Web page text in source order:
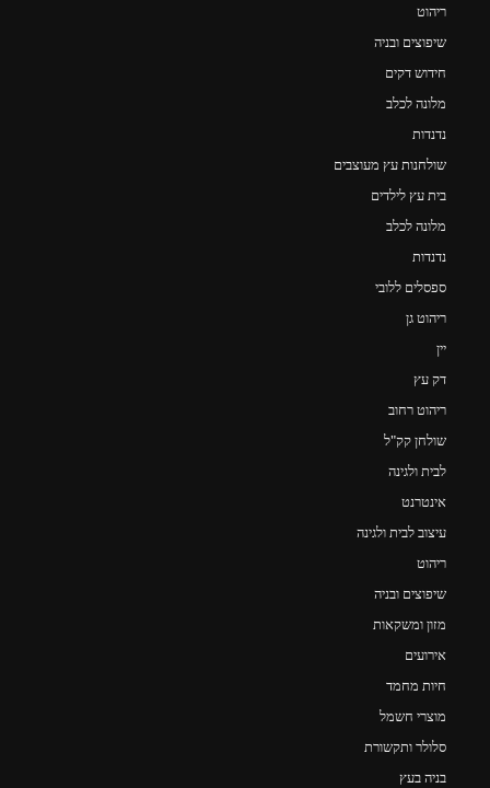
ריהוט
שיפוצים ובניה
חידוש דקים
מלונה לכלב
נדנדות
שולחנות עץ מעוצבים
בית עץ לילדים
מלונה לכלב
נדנדות
ספסלים ללובי
ריהוט גן
יין
דק עץ
ריהוט רחוב
שולחן קק"ל
לבית ולגינה
אינטרנט
עיצוב לבית ולגינה
ריהוט
שיפוצים ובניה
מזון ומשקאות
אירועים
חיות מחמד
מוצרי חשמל
סלולר ותקשורת
בניה בעץ